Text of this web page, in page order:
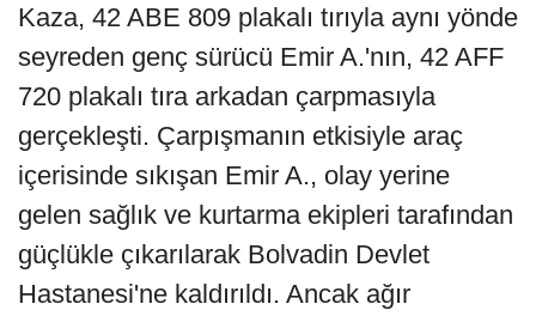
Kaza, 42 ABE 809 plakalı tırıyla aynı yönde
seyreden genç sürücü Emir A.'nın, 42 AFF
720 plakalı tıra arkadan çarpmasıyla
gerçekleşti. Çarpışmanın etkisiyle araç
içerisinde sıkışan Emir A., olay yerine
gelen sağlık ve kurtarma ekipleri tarafından
güçlükle çıkarılarak Bolvadin Devlet
Hastanesi'ne kaldırıldı. Ancak ağır